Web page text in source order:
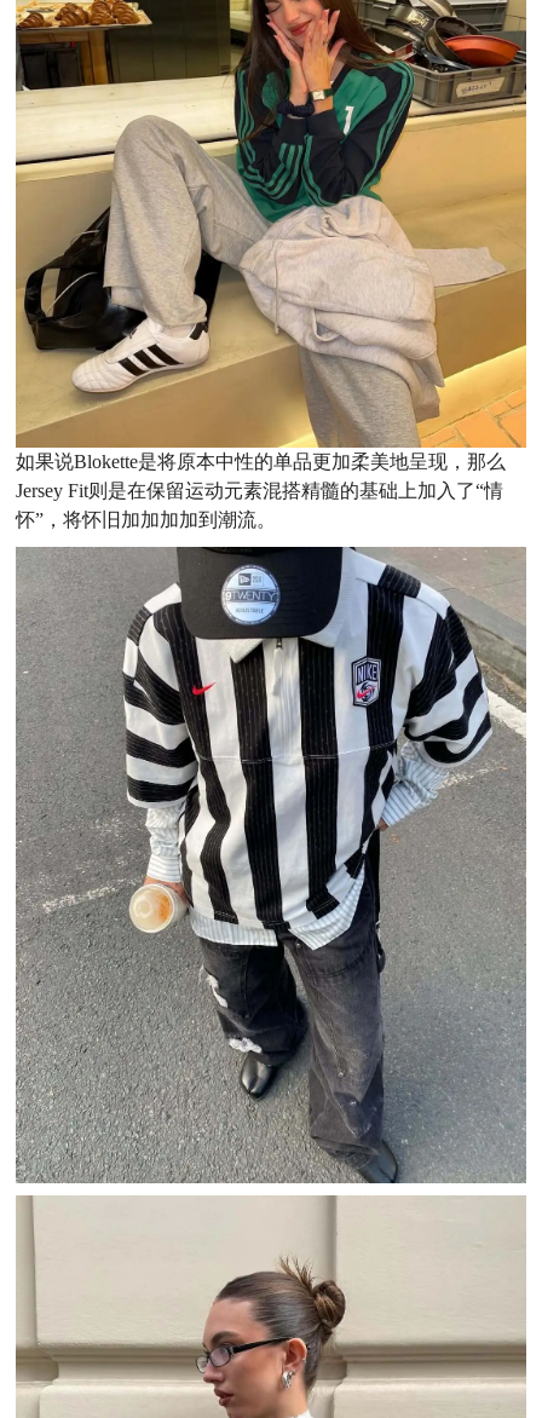
如果说Blokette是将原本中性的单品更加柔美地呈现，那么
Jersey Fit则是在保留运动元素混搭精髓的基础上加入了“情
怀”，将怀旧加加加加到潮流。